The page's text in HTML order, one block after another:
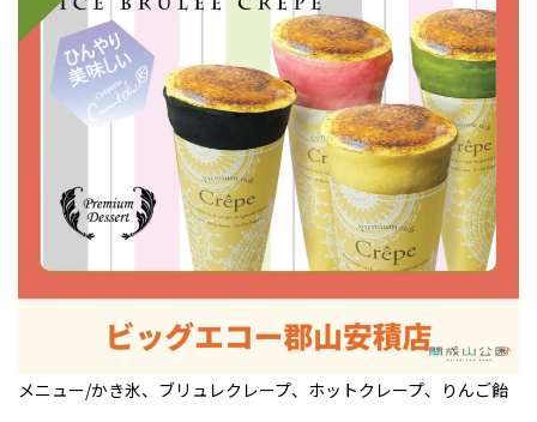
メニュー/かき氷、ブリュレクレープ、ホットクレープ、りんご飴